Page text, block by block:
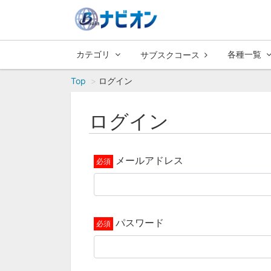
カテゴリ サブスクコース 各種一覧
Top ログイン
ログイン
メールアドレス
パスワード